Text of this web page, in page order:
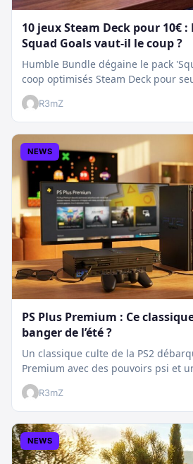
10 jeux Steam Deck pour 10€
Squad Goals vaut-il le coup ?
Humble Bundle dégaine le pack
coop optimisés Steam Deck pour
plan…
R3mZ
NEWS
PS Plus Premium : Ce
banger de l’été ?
Un classique culte de la PS2
Premium avec des pouvoirs psi et
boostée.…
R3mZ
NEWS